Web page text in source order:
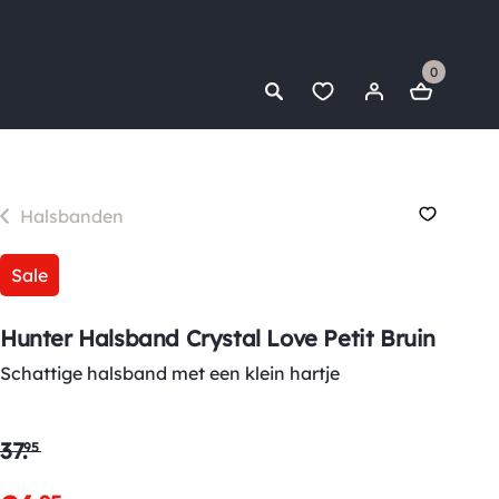
0
Halsbanden
Sale
Hunter Halsband Crystal Love Petit Bruin
Schattige halsband met een klein hartje
37.95